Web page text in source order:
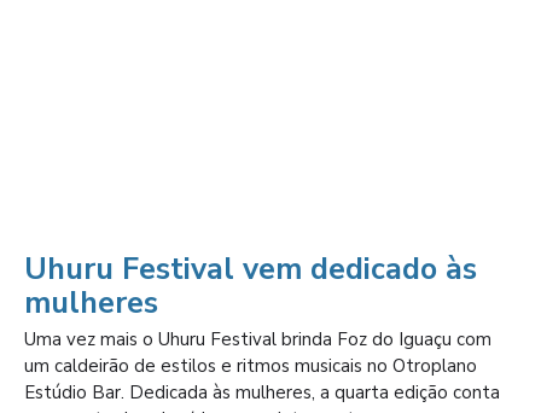
Uhuru Festival vem dedicado às
mulheres
Uma vez mais o Uhuru Festival brinda Foz do Iguaçu com
um caldeirão de estilos e ritmos musicais no Otroplano
Estúdio Bar. Dedicada às mulheres, a quarta edição conta